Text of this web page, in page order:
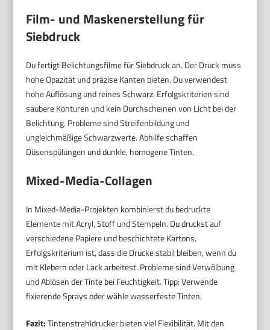
Film- und Maskenerstellung für
Siebdruck
Du fertigt Belichtungsfilme für Siebdruck an. Der Druck muss
hohe Opazität und präzise Kanten bieten. Du verwendest
hohe Auflösung und reines Schwarz. Erfolgskriterien sind
saubere Konturen und kein Durchscheinen von Licht bei der
Belichtung. Probleme sind Streifenbildung und
ungleichmäßige Schwarzwerte. Abhilfe schaffen
Düsenspülungen und dunkle, homogene Tinten.
Mixed-Media-Collagen
In Mixed-Media-Projekten kombinierst du bedruckte
Elemente mit Acryl, Stoff und Stempeln. Du druckst auf
verschiedene Papiere und beschichtete Kartons.
Erfolgskriterium ist, dass die Drucke stabil bleiben, wenn du
mit Klebern oder Lack arbeitest. Probleme sind Verwölbung
und Ablösen der Tinte bei Feuchtigkeit. Tipp: Verwende
fixierende Sprays oder wähle wasserfeste Tinten.
Fazit:Tintenstrahldrucker bieten viel Flexibilität. Mit den